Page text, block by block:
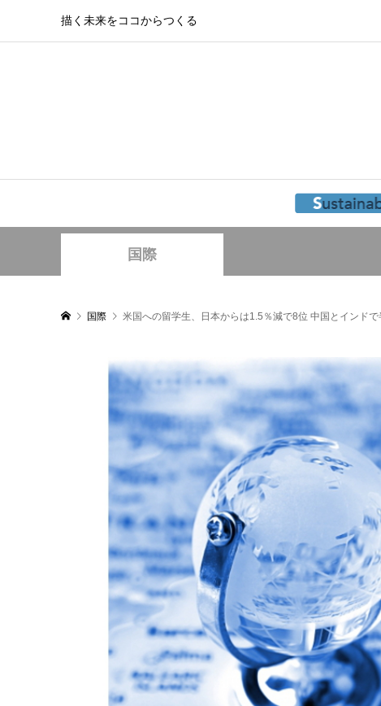
描く未来をココからつくる
国際
国際 米国への留学生、日本からは1.5％減で8位 中国とインドで